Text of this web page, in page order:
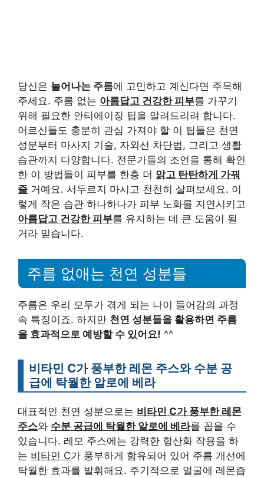
당신은 늘어나는 주름에 고민하고 계신다면 주목해
주세요. 주름 없는 아름답고 건강한 피부를 가꾸기
위해 필요한 안티에이징 팁을 알려드리려 합니다.
어르신들도 충분히 관심 가져야 할 이 팁들은 천연
성분부터 마사지 기술, 자외선 차단법, 그리고 생활
습관까지 다양합니다. 전문가들의 조언을 통해 확인
한 이 방법들이 피부를 한층 더 맑고 탄탄하게 가꿔
줄 거예요. 서두르지 마시고 천천히 살펴보세요. 이
렇게 작은 습관 하나하나가 피부 노화를 지연시키고
아름답고 건강한 피부를 유지하는 데 큰 도움이 될
거라 믿습니다.
주름 없애는 천연 성분들
주름은 우리 모두가 겪게 되는 나이 들어감의 과정
속 특징이죠. 하지만 천연 성분들을 활용하면 주름
을 효과적으로 예방할 수 있어요! ^^
비타민 C가 풍부한 레몬 주스와 수분 공
급에 탁월한 알로에 베라
대표적인 천연 성분으로는 비타민 C가 풍부한 레몬
주스와 수분 공급에 탁월한 알로에 베라를 꼽을 수
있습니다. 레모 주스에는 강력한 항산화 작용을 하
는 비타민 C가 풍부하게 함유되어 있어 주름 개선에
탁월한 효과를 발휘해요. 주기적으로 얼굴에 레몬즙